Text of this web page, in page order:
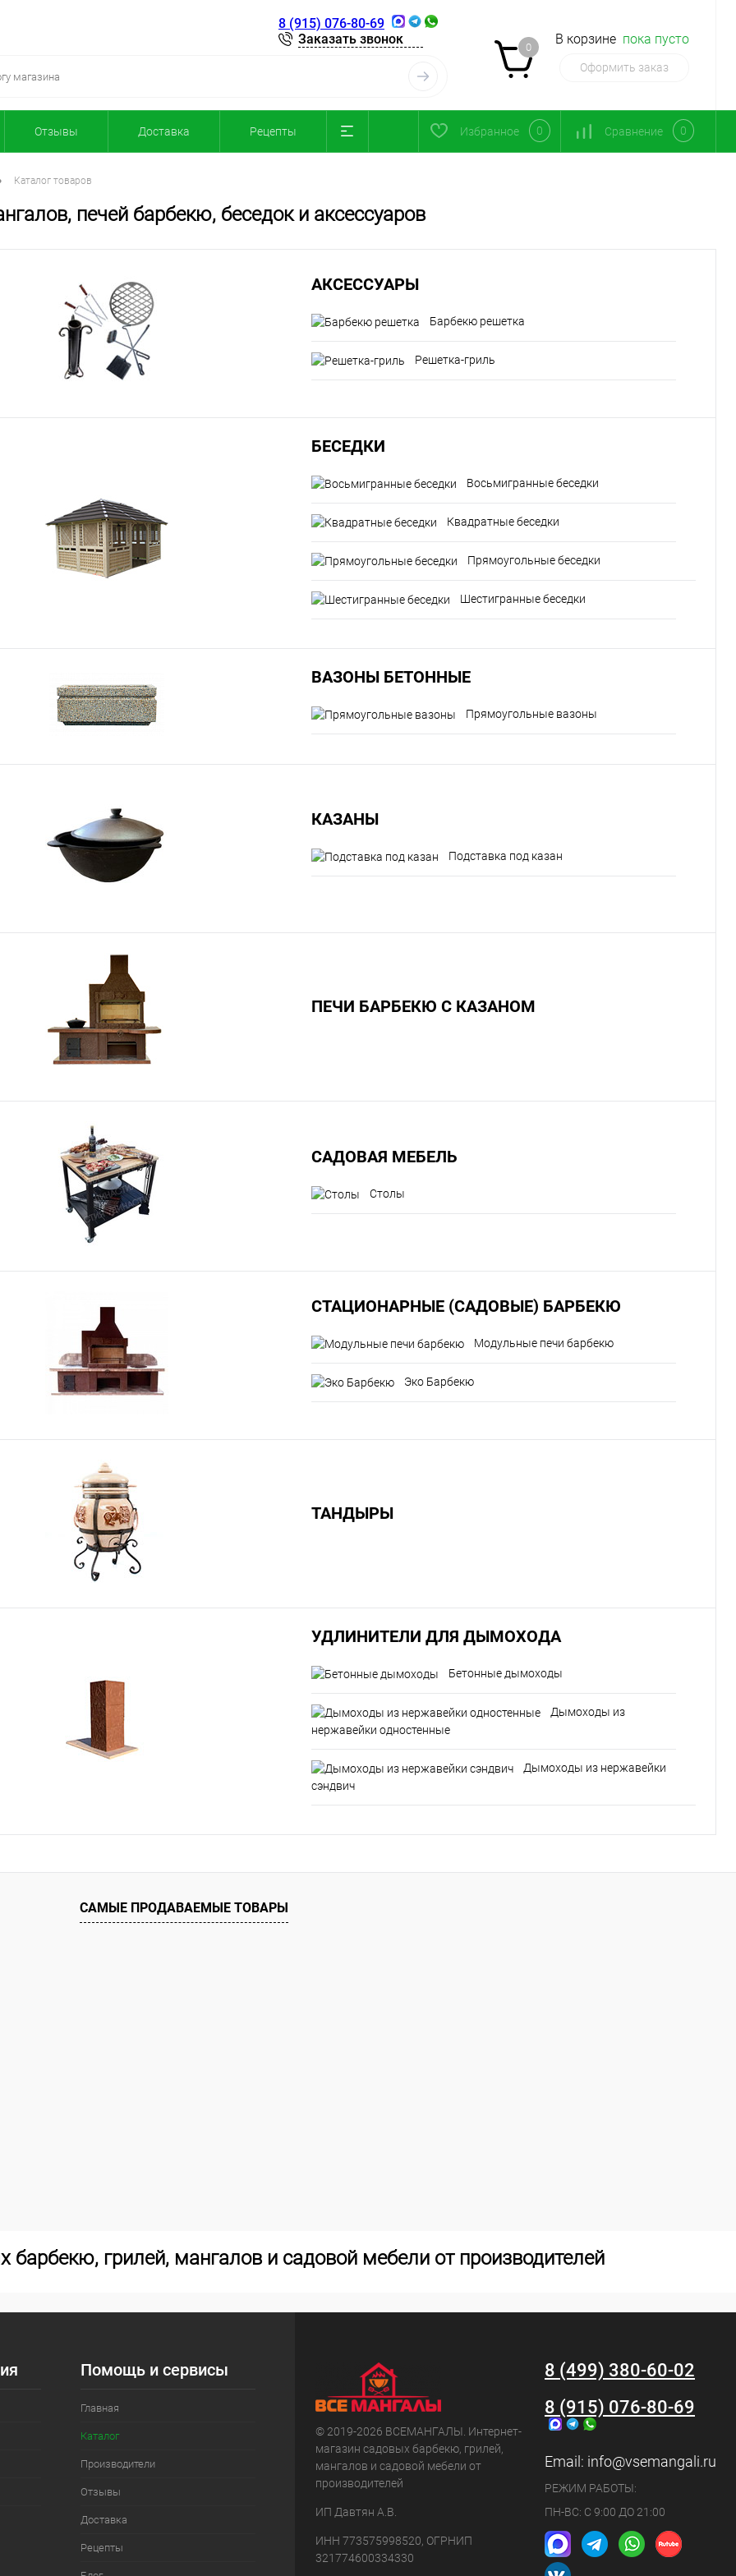
8 (915) 076-80-69
Заказать звонок
0
В корзине пока пусто
Оформить заказ
Отзывы Доставка Рецепты Избранное 0 Сравнение 0
Каталог товаров
печей барбекю, беседок и аксессуаров
АКСЕССУАРЫ
Барбекю решетка
Решетка-гриль
БЕСЕДКИ
Восьмигранные беседки
Квадратные беседки
Прямоугольные беседки
Шестигранные беседки
ВАЗОНЫ БЕТОННЫЕ
Прямоугольные вазоны
КАЗАНЫ
Подставка под казан
ПЕЧИ БАРБЕКЮ С КАЗАНОМ
САДОВАЯ МЕБЕЛЬ
Столы
СТАЦИОНАРНЫЕ (САДОВЫЕ) БАРБЕКЮ
Модульные печи барбекю
Эко Барбекю
ТАНДЫРЫ
УДЛИНИТЕЛИ ДЛЯ ДЫМОХОДА
Бетонные дымоходы
Дымоходы из
нержавейки одностенные
Дымоходы из нержавейки
сэндвич
САМЫЕ ПРОДАВАЕМЫЕ ТОВАРЫ
барбекю, грилей, мангалов и садовой мебели от производителей
Помощь и сервисы
Главная
Каталог
Производители
Отзывы
Доставка
Рецепты
© 2019-2026 ВСЕМАНГАЛЫ. Интернет-
магазин садовых барбекю, грилей,
мангалов и садовой мебели от
производителей
ИП Давтян А.В.
ИНН 773575998520, ОГРНИП
321774600334330
8 (499) 380-60-02
8 (915) 076-80-69
Email: info@vsemangali.ru
РЕЖИМ РАБОТЫ:
ПН-ВС: С 9:00 ДО 21:00